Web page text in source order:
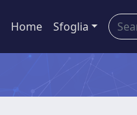
Home Sfoglia